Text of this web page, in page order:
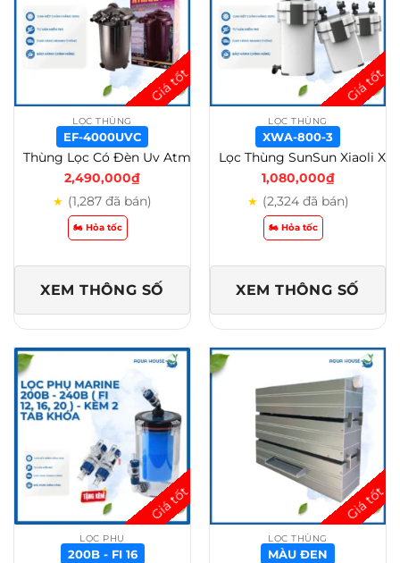
0
₫
.
LỌC THÙNG
EF-4000UVC
2,490,000₫
★ (1,287 đã bán)
🏍️ Hỏa tốc
XEM THÔNG SỐ
LỌC THÙNG
XWA-800-3
Lọc Thùng SunSun Xiaoli XWA 600 / XWA 800 / XWA 1000 Cao Cấp – Lọc Thùng Tích Hợp Lọc Váng Và Van Xả Đáy – XWA-800-3
1,080,000₫
★ (2,324 đã bán)
🏍️ Hỏa tốc
XEM THÔNG SỐ
LỌC PHỤ
200B - FI 16
LỌC THÙNG
MÀU ĐEN